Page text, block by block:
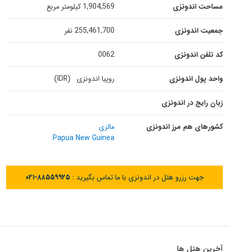
مساحت اندونزی 1,904,569 کیلومتر مربع
جمعیت اندونزی 255,461,700 نفر
کد تلفن اندونزی 0062
واحد پول اندونزی روپیا اندونزی (IDR)
زبان رایج در اندونزی
کشورهای هم مرز اندونزی
مالزی
Papua New Guinea
جهت رزرو هتل در اندونزی با ما تماس بگیرید :۰۲۱-۸۸۵۵۹۹۲۵
آخرین هتل ها